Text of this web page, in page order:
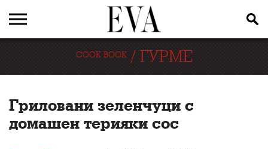
COOK BOOK/ ГУРМЕ
Гриловани зеленчуци с
домашен терияки сос